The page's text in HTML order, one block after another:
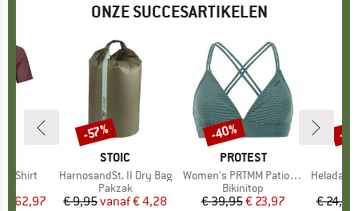
ONZE SUCCESARTIKELEN
T-Shirt
prijs
€ 62,97
MERK
STOIC
Artikel
HarnosandSt. II Dry Bag
Productgroep
Pakzak
Prijs
€ 9,95 Verlaagde prijs
vanaf€ 4,28
Korting
-57%
MERK
PROTEST
Artikel
Women's PRTMM Patio Triangle
Productgroep
Bikinitop
Prijs
€ 39,95Verlaagde prijs
€ 23,97
Korting
-40%
Artikel
HeladagenSt.
€ 24,95
-